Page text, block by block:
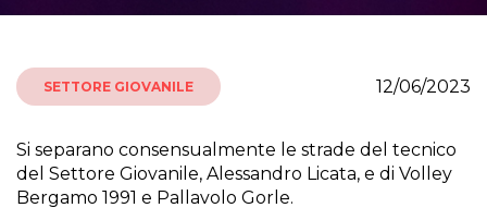
SETTORE GIOVANILE 12/06/2023
Si separano consensualmente le strade del tecnico
del Settore Giovanile, Alessandro Licata, e di Volley
Bergamo 1991 e Pallavolo Gorle.